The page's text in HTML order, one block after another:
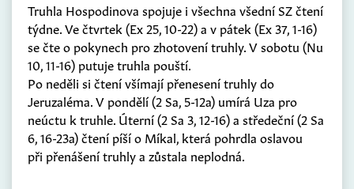
Truhla Hospodinova spojuje i všechna všední SZ čtení
týdne. Ve čtvrtek (Ex 25, 10-22) a v pátek (Ex 37, 1-16)
se čte o pokynech pro zhotovení truhly. V sobotu (Nu
10, 11-16) putuje truhla pouští.
Po neděli si čtení všímají přenesení truhly do
Jeruzaléma. V pondělí (2 Sa, 5-12a) umírá Uza pro
neúctu k truhle. Úterní (2 Sa 3, 12-16) a středeční (2 Sa
6, 16-23a) čtení píší o Míkal, která pohrdla oslavou
při přenášení truhly a zůstala neplodná.